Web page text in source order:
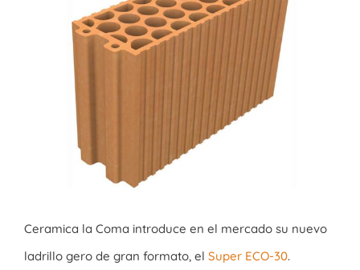
Ceramica la Coma introduce en el mercado su nuevo
ladrillo gero de gran formato, el Super ECO-30.